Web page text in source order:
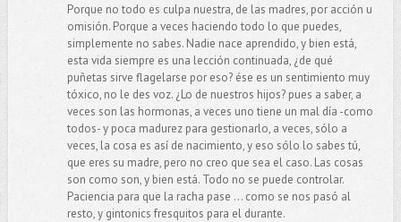
Porque no todo es culpa nuestra, de las madres, por acción u
omisión. Porque a veces haciendo todo lo que puedes,
simplemente no sabes. Nadie nace aprendido, y bien está,
esta vida siempre es una lección continuada, ¿de qué
puñetas sirve flagelarse por eso? ése es un sentimiento muy
tóxico, no le des voz. ¿Lo de nuestros hijos? pues a saber, a
veces son las hormonas, a veces uno tiene un mal día -como
todos- y poca madurez para gestionarlo, a veces, sólo a
veces, la cosa es así de nacimiento, y eso sólo lo sabes tú,
que eres su madre, pero no creo que sea el caso. Las cosas
son como son, y bien está. Todo no se puede controlar.
Paciencia para que la racha pase ... como se nos pasó al
resto, y gintonics fresquitos para el durante.